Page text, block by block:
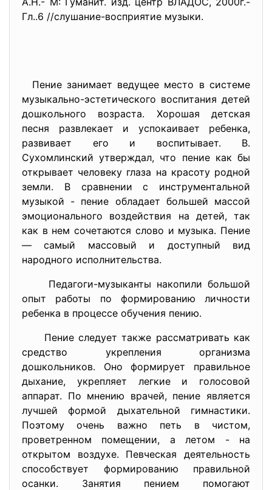
Гл..6 //слушание-восприятие музыки.
Пение занимает ведущее место в системе
музыкально-эстетического воспитания детей
дошкольного возраста. Хорошая детская
песня развлекает и успокаивает ребенка,
развивает его и воспитывает. В.
Сухомлинский утверждал, что пение как бы
открывает человеку глаза на красоту родной
земли. В сравнении с инструментальной
музыкой - пение обладает большей массой
эмоционального воздействия на детей, так
как в нем сочетаются слово и музыка. Пение
— самый массовый и доступный вид
народного исполнительства.
Педагоги-музыканты накопили большой
опыт работы по формированию личности
ребенка в процессе обучения пению.
Пение следует также рассматривать как
средство укрепления организма
дошкольников. Оно формирует правильное
дыхание, укрепляет легкие и голосовой
аппарат. По мнению врачей, пение является
лучшей формой дыхательной гимнастики.
Поэтому очень важно петь в чистом,
проветренном помещении, а летом - на
открытом воздухе. Певческая деятельность
способствует формированию правильной
осанки. Занятия пением помогают